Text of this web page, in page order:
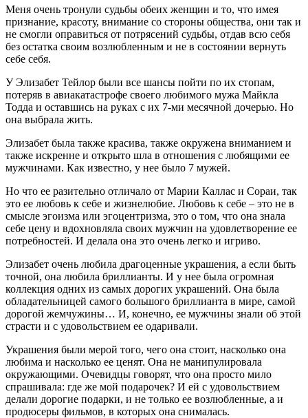
Меня очень тронули судьбы обеих женщин и то, что имея
признание, красоту, внимание со стороны общества, они так и
не смогли оправиться от потрясений судьбы, отдав всю себя
без остатка своим возлюбленным и не в состоянии вернуть
себе себя.
У Элизабет Тейлор были все шансы пойти по их стопам,
потеряв в авиакатастрофе своего любимого мужа Майкла
Тодда и оставшись на руках с их 7-ми месячной дочерью. Но
она выбрала жить.
Элизабет была также красива, также окружена вниманием и
также искренне и открыто шла в отношения с любящими ее
мужчинами. Как известно, у нее было 7 мужей.
Но что ее разительно отличало от Марии Каллас и Сораи, так
это ее любовь к себе и жизнелюбие. Любовь к себе – это не в
смысле эгоизма или эгоцентризма, это о том, что она знала
себе цену и вдохновляла своих мужчин на удовлетворение ее
потребностей. И делала она это очень легко и игриво.
Элизабет очень любила драгоценные украшения, а если быть
точной, она любила бриллианты. И у нее была огромная
коллекция одних из самых дорогих украшений. Она была
обладательницей самого большого бриллианта в мире, самой
дорогой жемчужины… И, конечно, ее мужчины знали об этой
страсти и с удовольствием ее одаривали.
Украшения были мерой того, чего она стоит, насколько она
любима и насколько ее ценят. Она не манипулировала
окружающими. Очевидцы говорят, что она просто мило
спрашивала: где же мой подарочек? И ей с удовольствием
делали дорогие подарки, и не только ее возлюбленные, а и
продюсеры фильмов, в которых она снималась.